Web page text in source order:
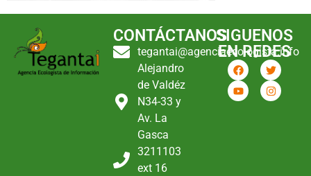
CONTÁCTANOS
tegantai@agenciaecologista.info
Alejandro
de Valdéz
N34-33 y
Av. La
Gasca
3211103
ext 16
SIGUENOS
EN REDES